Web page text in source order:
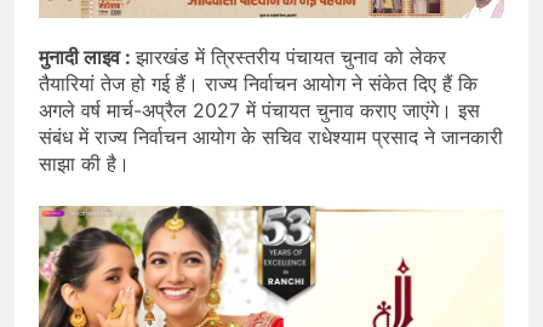
मुनादी लाइव :झारखंड में त्रिस्तरीय पंचायत चुनाव को लेकर
तैयारियां तेज हो गई हैं। राज्य निर्वाचन आयोग ने संकेत दिए हैं कि
अगले वर्ष मार्च-अप्रैल 2027 में पंचायत चुनाव कराए जाएंगे। इस
संबंध में राज्य निर्वाचन आयोग के सचिव राधेश्याम प्रसाद ने जानकारी
साझा की है।